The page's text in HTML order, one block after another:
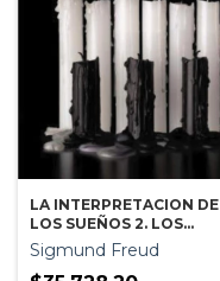
LA INTERPRETACION DE
LOS SUEÑOS 2. LOS
SUEÑOS
Sigmund Freud